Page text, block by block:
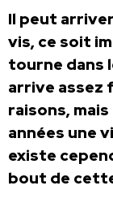
Il peut
vis, ce soit
tourne dans
arrive assez
raisons,
années une
existe
bout de